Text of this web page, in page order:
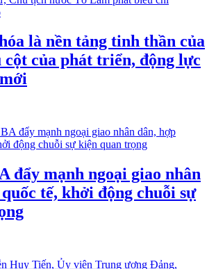
là nền tảng tinh thần của
của phát triển, động lực
đẩy mạnh ngoại giao nhân
tế, khởi động chuỗi sự